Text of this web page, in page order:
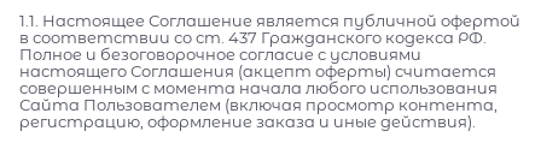
1.1. Настоящее Соглашение является публичной офертой
в соответствии со ст. 437 Гражданского кодекса РФ.
Полное и безоговорочное согласие с условиями
настоящего Соглашения (акцепт оферты) считается
совершенным с момента начала любого использования
Сайта Пользователем (включая просмотр контента,
регистрацию, оформление заказа и иные действия).